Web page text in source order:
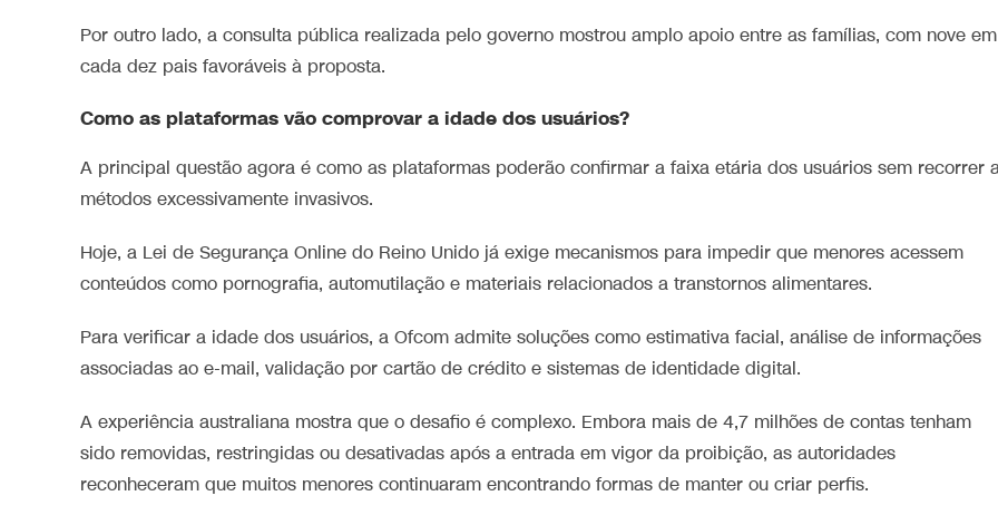
Por outro lado, a consulta pública realizada pelo governo mostrou amplo apoio entre as famílias, com nove em
cada dez pais favoráveis à proposta.
Como as plataformas vão comprovar a idade dos usuários?
A principal questão agora é como as plataformas poderão confirmar a faixa etária dos usuários sem recorrer
métodos excessivamente invasivos.
Hoje, a Lei de Segurança Online do Reino Unido já exige mecanismos para impedir que menores acessem
conteúdos como pornografia, automutilação e materiais relacionados a transtornos alimentares.
Para verificar a idade dos usuários, a Ofcom admite soluções como estimativa facial, análise de informações
associadas ao e-mail, validação por cartão de crédito e sistemas de identidade digital.
A experiência australiana mostra que o desafio é complexo. Embora mais de 4,7 milhões de contas tenham
sido removidas, restringidas ou desativadas após a entrada em vigor da proibição, as autoridades
reconheceram que muitos menores continuaram encontrando formas de manter ou criar perfis.